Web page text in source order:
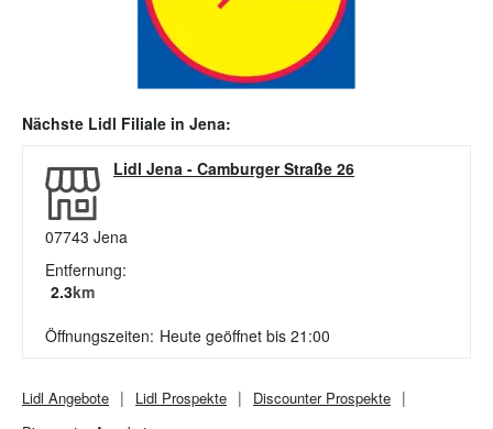
Nächste Lidl Filiale in Jena:
Lidl Jena - Camburger Straße 26
07743 Jena
Entfernung:
2.3km
Öffnungszeiten: Heute geöffnet bis 21:00
Lidl Angebote Lidl Prospekte DiscounterProspekte